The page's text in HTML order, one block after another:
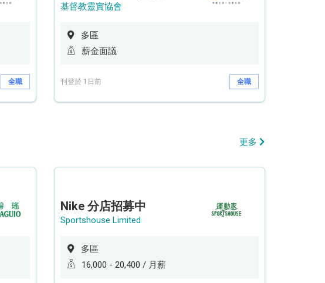
全職
基督教靈實協會
多區
薪金面議
刊登於 1日前 全職
更多
Nike 分店招募中
Sportshouse Limited
多區
16,000 - 20,400 / 月薪